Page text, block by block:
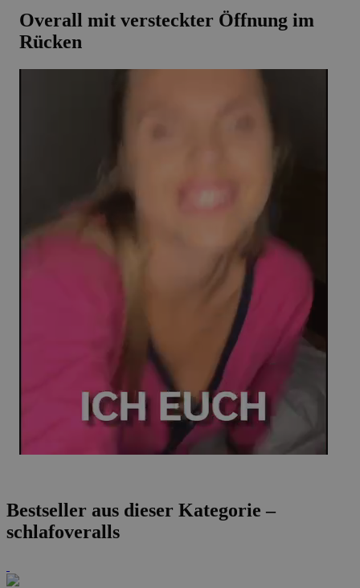
Overall mit versteckter Öffnung im
Rücken
Bestseller aus dieser Kategorie –
schlafoveralls